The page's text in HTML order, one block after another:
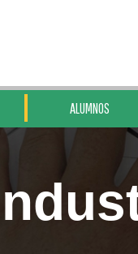
ALUMNOS